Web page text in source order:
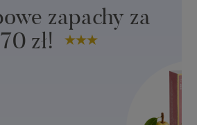
zapachy za
zł!